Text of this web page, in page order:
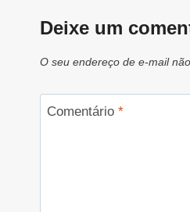
Deixe um
O seu endereço de e-mail
Comentário *